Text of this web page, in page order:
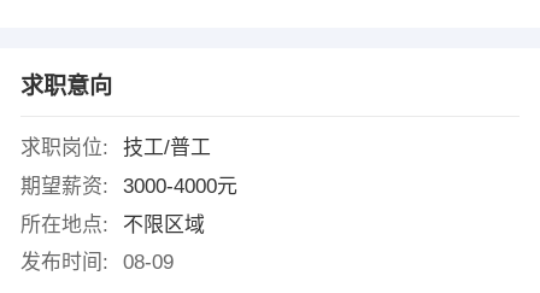
求职意向
求职岗位:
技工/普工
期望薪资:
3000-4000元
所在地点:
不限区域
发布时间:
08-09